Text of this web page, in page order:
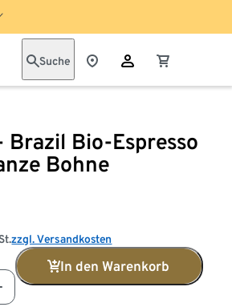
Suche
Brazil Bio-Espresso
Bohne
zzgl. Versandkosten
In den Warenkorb